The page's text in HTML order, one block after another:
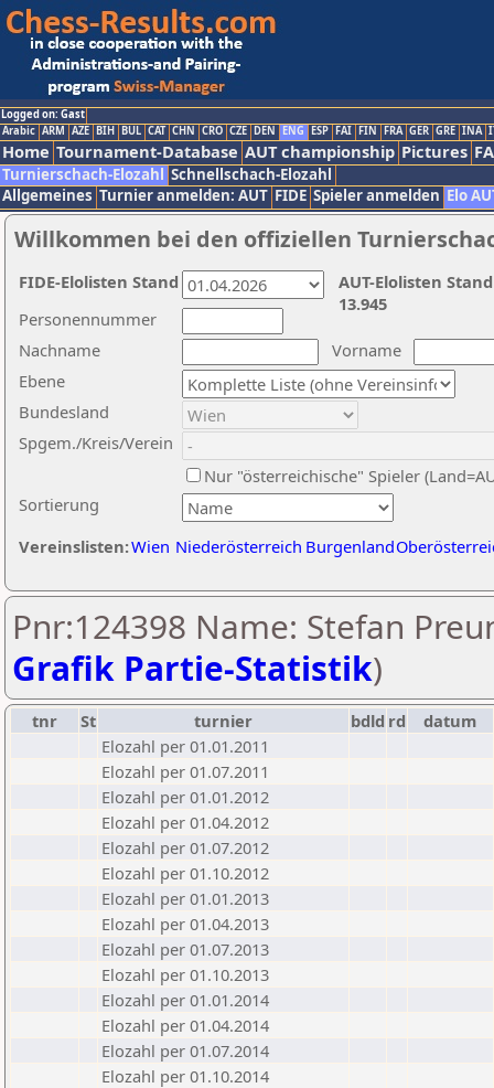
Logged on: Gast
Arabic ARM AZE BIH BUL CAT CHN CRO CZE DEN ENG ESP FAI FIN FRA GER GRE INA
Home Tournament-Database AUT championship Pictures
Turnierschach-Elozahl Schnellschach-Elozahl
Allgemeines Turnier anmelden: AUT FIDE Spieler anmelden Elo
Willkommen bei den offiziellen
Nachname
Vorname
Ebene
Sortierung
Personennummer
Bundesland
Spgem./Kreis/Verein
Nur "österreichische" Spieler
Vereinslisten:Wien Niederösterreich Burgenland
AUT-Elolisten
13.945
FIDE-Elolisten Stand
Pnr:124398 Name: Stefan
Grafik Partie-Statistik)
tnr St turnier bdld rd
datum
Elozahl per 01.01.2011
Elozahl per 01.07.2011
Elozahl per 01.01.2012
Elozahl per 01.04.2012
Elozahl per 01.07.2012
Elozahl per 01.10.2012
Elozahl per 01.01.2013
Elozahl per 01.04.2013
Elozahl per 01.07.2013
Elozahl per 01.10.2013
Elozahl per 01.01.2014
Elozahl per 01.04.2014
Elozahl per 01.07.2014
Elozahl per 01.10.2014